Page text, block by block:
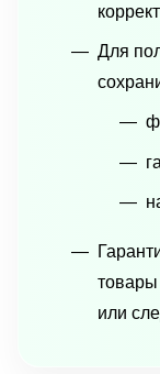
Для
или